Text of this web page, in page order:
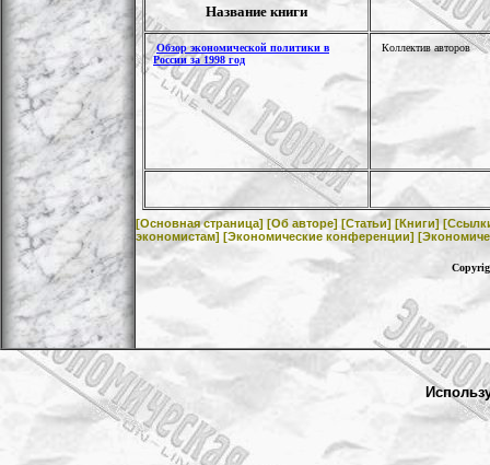
Название книги
Обзор экономической политики в
России за 1998 год
Коллектив авторов
[Основная страница] [Об авторе] [Статьи] [Книги]
экономистам] [Экономические конференции]